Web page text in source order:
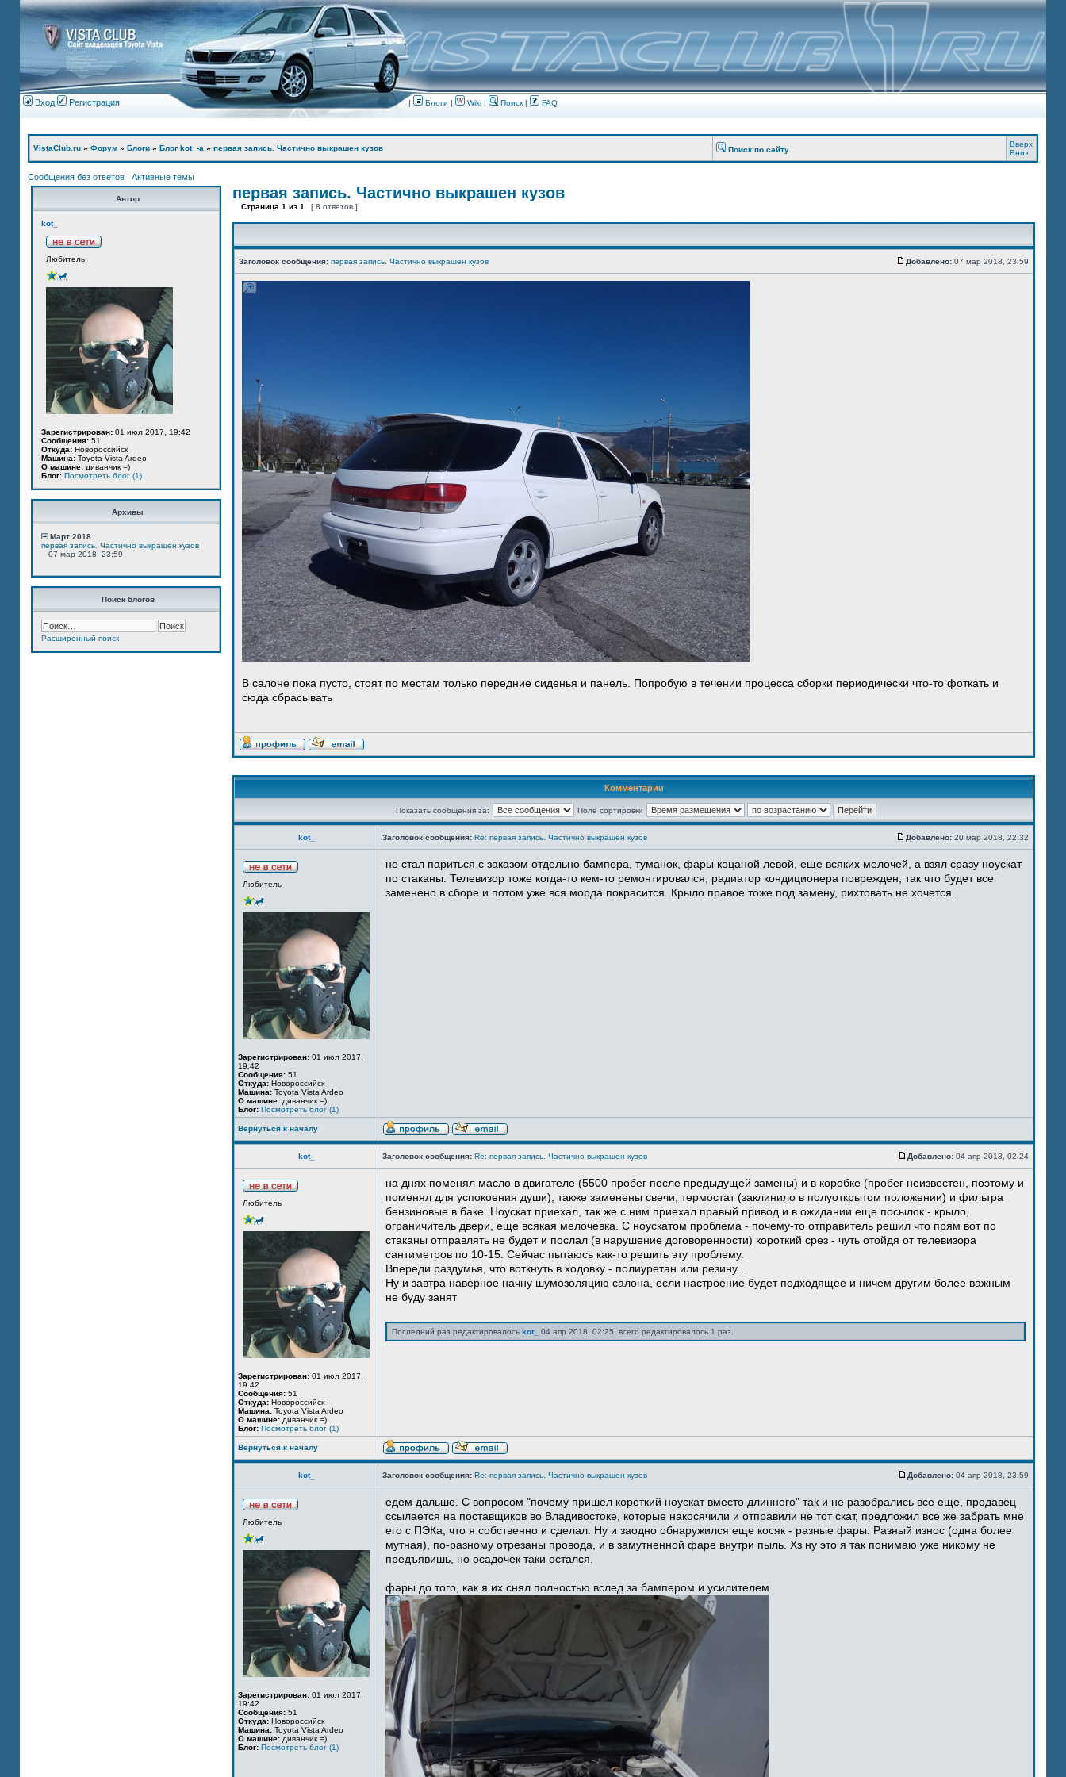
Вход Регистрация | Блоги | Wiki | Поиск| FAQ
VistaClub.ru » Форум » Блоги » Блог kot_-а » первая запись. Частично выкрашен кузов Поиск по сайту
Вверх
Вниз
Сообщения без ответов | Активные темы
Автор
kot_
Любитель
Зарегистрирован: 01 июл 2017, 19:42
Сообщения: 51
Откуда: Новороссийск
Машина: Toyota Vista Ardeo
О машине: диванчик =)
Блог: Посмотреть блог (1)
Архивы
Март 2018
первая запись. Частично выкрашен кузов
07 мар 2018, 23:59
Поиск блогов
Расширенный поиск
первая запись. Частично выкрашен кузов
Страница 1 из 1 [ 8 ответов ]
Заголовок сообщения: первая запись. Частично выкрашен кузов Добавлено: 07 мар 2018, 23:59
В салоне пока пусто, стоят по местам только передние сиденья и панель. Попробую в течении процесса сборки периодически что-то фоткать и
сюда сбрасывать
Комментарии
Показать сообщения за: Поле сортировки
kot_ Заголовок сообщения: Re: первая запись. Частично выкрашен кузов Добавлено: 20 мар 2018, 22:32
Любитель
Зарегистрирован: 01 июл 2017,
19:42
Сообщения: 51
Откуда: Новороссийск
Машина: Toyota Vista Ardeo
О машине: диванчик =)
Блог: Посмотреть блог (1)
не стал париться с заказом отдельно бампера, туманок, фары коцаной левой, еще всяких мелочей, а взял сразу ноускат
по стаканы. Телевизор тоже когда-то кем-то ремонтировался, радиатор кондиционера поврежден, так что будет все
заменено в сборе и потом уже вся морда покрасится. Крыло правое тоже под замену, рихтовать не хочется.
Вернуться к началу
kot_ Заголовок сообщения: Re: первая запись. Частично выкрашен кузов Добавлено: 04 апр 2018, 02:24
Любитель
Зарегистрирован: 01 июл 2017,
19:42
Сообщения: 51
Откуда: Новороссийск
Машина: Toyota Vista Ardeo
О машине: диванчик =)
Блог: Посмотреть блог (1)
на днях поменял масло в двигателе (5500 пробег после предыдущей замены) и в коробке (пробег неизвестен, поэтому и
поменял для успокоения души), также заменены свечи, термостат (заклинило в полуоткрытом положении) и фильтра
бензиновые в баке. Ноускат приехал, так же с ним приехал правый привод и в ожидании еще посылок - крыло,
ограничитель двери, еще всякая мелочевка. С ноускатом проблема - почему-то отправитель решил что прям вот по
стаканы отправлять не будет и послал (в нарушение договоренности) короткий срез - чуть отойдя от телевизора
сантиметров по 10-15. Сейчас пытаюсь как-то решить эту проблему.
Впереди раздумья, что воткнуть в ходовку - полиуретан или резину...
Ну и завтра наверное начну шумозоляцию салона, если настроение будет подходящее и ничем другим более важным
не буду занят
Последний раз редактировалось kot_ 04 апр 2018, 02:25, всего редактировалось 1 раз.
Вернуться к началу
kot_ Заголовок сообщения: Re: первая запись. Частично выкрашен кузов Добавлено: 04 апр 2018, 23:59
Любитель
Зарегистрирован: 01 июл 2017,
19:42
Сообщения: 51
Откуда: Новороссийск
Машина: Toyota Vista Ardeo
О машине: диванчик =)
Блог: Посмотреть блог (1)
едем дальше. С вопросом "почему пришел короткий ноускат вместо длинного" так и не разобрались все еще, продавец
ссылается на поставщиков во Владивостоке, которые накосячили и отправили не тот скат, предложил все же забрать мне
его с ПЭКа, что я собственно и сделал. Ну и заодно обнаружился еще косяк - разные фары. Разный износ (одна более
мутная), по-разному отрезаны провода, и в замутненной фаре внутри пыль. Хз ну это я так понимаю уже никому не
предъявишь, но осадочек таки остался.
фары до того, как я их снял полностью вслед за бампером и усилителем